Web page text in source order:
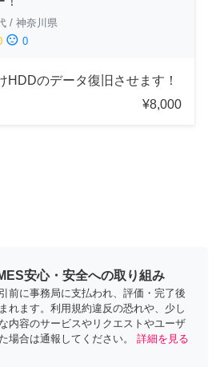
/ 神奈川県
sentiment_dissatisfied 0
HDDのデータ復旧させます！
¥8,000
安心・安全への取り組み
前に事務局に支払われ、評価・完了後
れます。利用規約違反の恐れや、少し
内容のサービスやリクエストやユーザ
場合は通報してください。
詳細を見る